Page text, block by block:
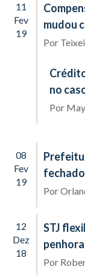
11
Fev
19
mudou
Por
no
Por
08
Fev
19
Por
12
Dez
18
STJ
penhora
Por